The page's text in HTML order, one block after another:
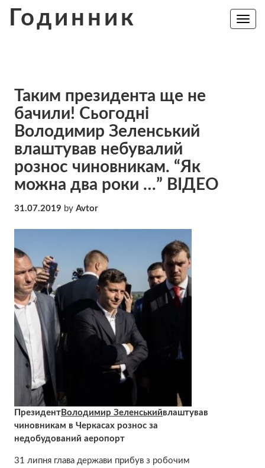
Годинник
Toggle
Таким президента ще не
бачили! Сьогодні
Володимир Зеленський
влаштував небувалий
рознос чиновникам. “Як
можна два роки …” ВІДЕО
31.07.2019 by Avtor
ПрезидентВолодимир Зеленськийвлаштував
чиновникам в Черкасах рознос за
недобудований аеропорт
31 липня глава держави прибув з робочим